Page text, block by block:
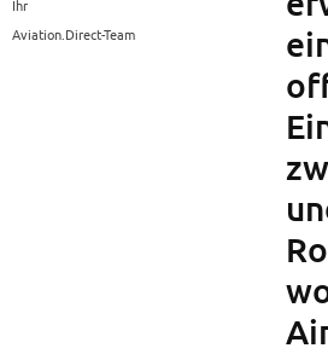
Ihr
Aviation.Direct-Team